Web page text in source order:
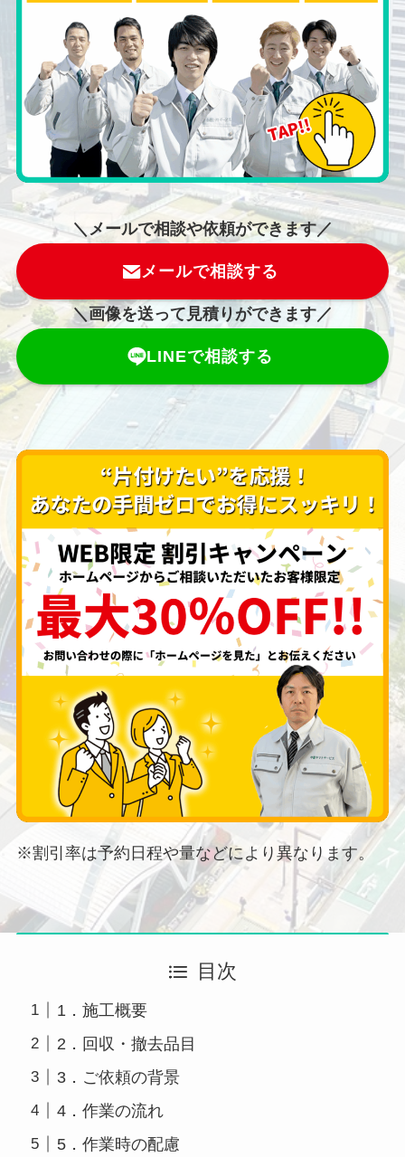
＼メールで相談や依頼ができます／
メールで相談する
＼画像を送って見積りができます／
LINEで相談する
※割引率は予約日程や量などにより異なります。
目次
1．施工概要
2．回収・撤去品目
3．ご依頼の背景
4．作業の流れ
5．作業時の配慮